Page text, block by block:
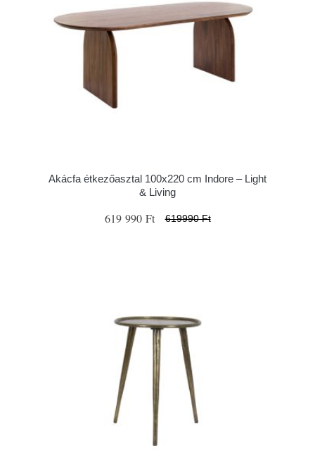
Akácfa étkezőasztal 100x220 cm Indore – Light
& Living
619 990 Ft 619990 Ft